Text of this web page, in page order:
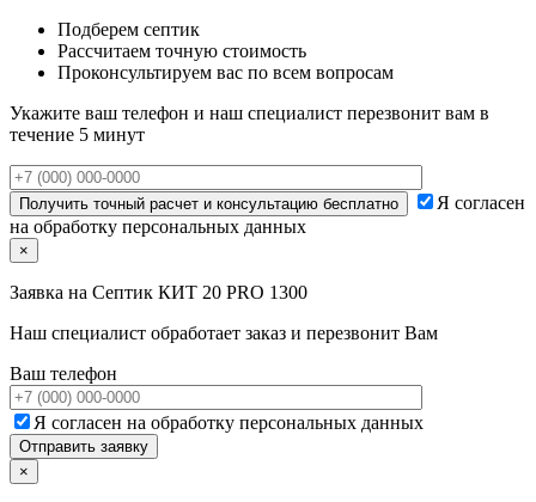
Подберем септик
Рассчитаем точную стоимость
Проконсультируем вас по всем вопросам
Укажите ваш телефон и наш специалист перезвонит вам в
течение 5 минут
Я согласен
на обработку персональных данных
×
Заявка на Септик КИТ 20 PRO 1300
Наш специалист обработает заказ и перезвонит Вам
Ваш телефон
Я согласен на обработку персональных данных
×